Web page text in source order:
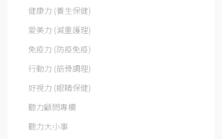
健康力 (養生保健)
愛美力 (減重護理)
免疫力 (防疫免疫)
行動力 (筋骨調理)
好視力 (眼睛保健)
聽力顧問專欄
聽力大小事